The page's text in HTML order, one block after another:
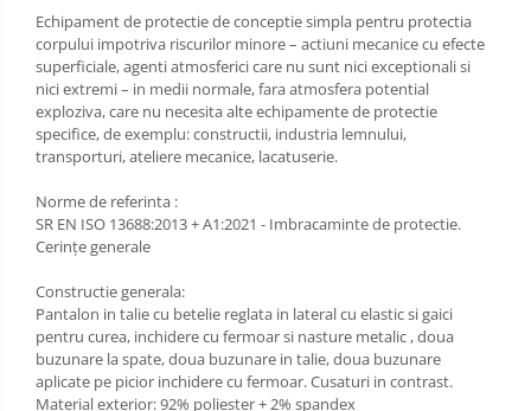
Manusi fibre speciale
Manusi fibre speciale impregnate
Manusi latex
Manusi neopren
Manusi piele
Manusi textil
Manusi tricot impregnat
Echipament de protectie de conceptie simpla pentru protectia
corpului impotriva riscurilor minore – actiuni mecanice cu efecte
superficiale, agenti atmosferici care nu sunt nici exceptionali si
nici extremi – in medii normale, fara atmosfera potential
exploziva, care nu necesita alte echipamente de protectie
specifice, de exemplu: constructii, industria lemnului,
transporturi, ateliere mecanice, lacatuserie.
Norme de referinta :
SR EN ISO 13688:2013 + A1:2021 - Imbracaminte de protectie.
Cerinţe generale
Constructie generala:
Pantalon in talie cu betelie reglata in lateral cu elastic si gaici
pentru curea, inchidere cu fermoar si nasture metalic , doua
buzunare la spate, doua buzunare in talie, doua buzunare
aplicate pe picior inchidere cu fermoar. Cusaturi in contrast.
Material exterior: 92% poliester + 2% spandex